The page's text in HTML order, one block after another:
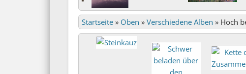
Startseite» Oben » Verschiedene Alben » Hoch